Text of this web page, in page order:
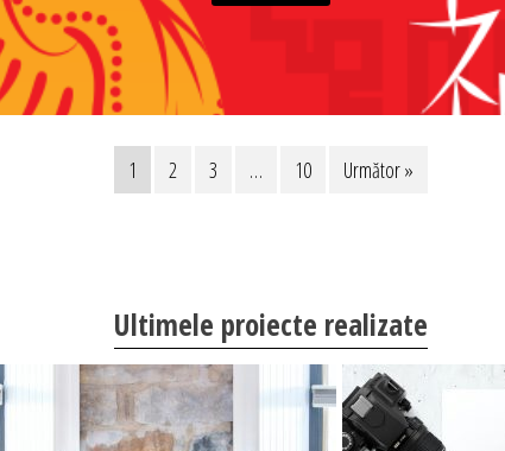
1 2 3 … 10 Următor »
Ultimele proiecte realizate